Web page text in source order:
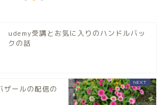
udemy受講とお気に入りのハンドルバッ
クの話
ザールの配信の